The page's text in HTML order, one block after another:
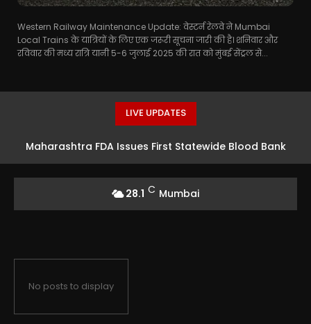
Western Railway Maintenance Update: वेस्टर्न रेलवे ने Mumbai
Local Trains के यात्रियों के लिए एक जरूरी सूचना जारी की है। शनिवार और
रविवार की मध्य रात्रि यानी 5-6 जुलाई 2025 की रात को मुंबई सेंट्रल से...
LIVE UPDATES
Maharashtra FDA Issues First Statewide Blood Bank
28.1 C Mumbai
No posts to display